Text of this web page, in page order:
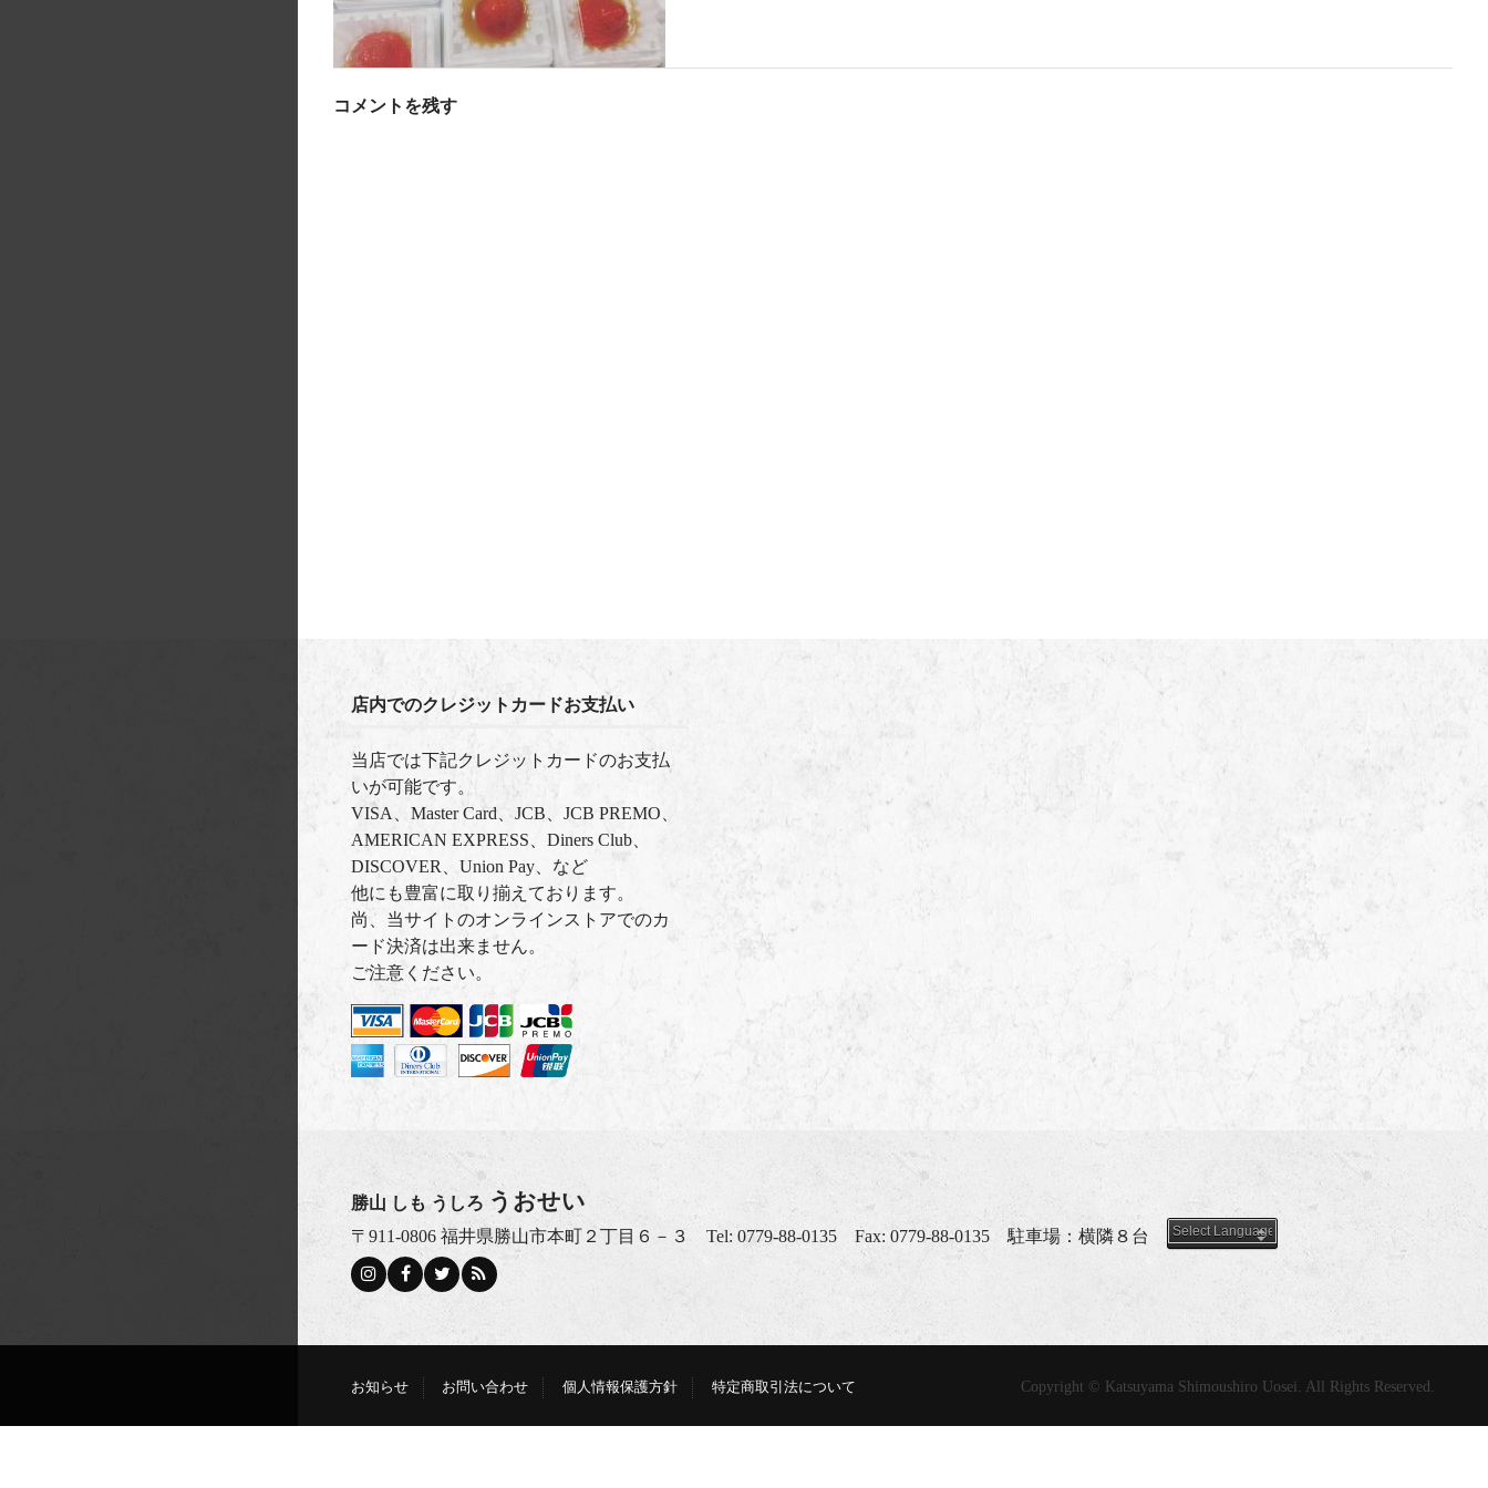
コメントを残す
店内でのクレジットカードお支払い
当店では下記クレジットカードのお支払
いが可能です。
VISA、Master Card、JCB、JCB PREMO、
AMERICAN EXPRESS、Diners Club、
DISCOVER、Union Pay、など
他にも豊富に取り揃えております。
尚、当サイトのオンラインストアでのカ
ード決済は出来ません。
ご注意ください。
勝山 しも うしろ うおせい
〒911-0806 福井県勝山市本町２丁目６－３ Tel: 0779-88-0135 Fax: 0779-88-0135 駐車場：横隣８台
お知らせ お問い合わせ 個人情報保護方針 特定商取引法について Copyright © Katsuyama Shimoushiro Uosei. All Rights Reserved.